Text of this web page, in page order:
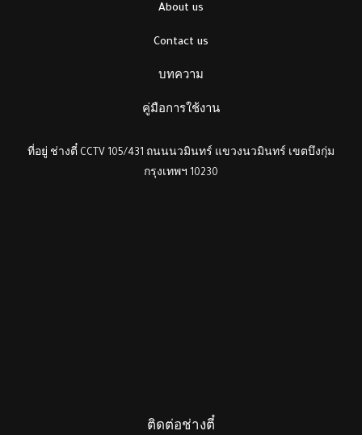
About us
Contact us
บทความ
คู่มือการใช้งาน
ที่อยู่ ช่างตี๋ CCTV 105/431 ถนนนวมินทร์ แขวงนวมินทร์ เขตบึงกุ่ม
กรุงเทพฯ 10230
ติดต่อช่างตี๋